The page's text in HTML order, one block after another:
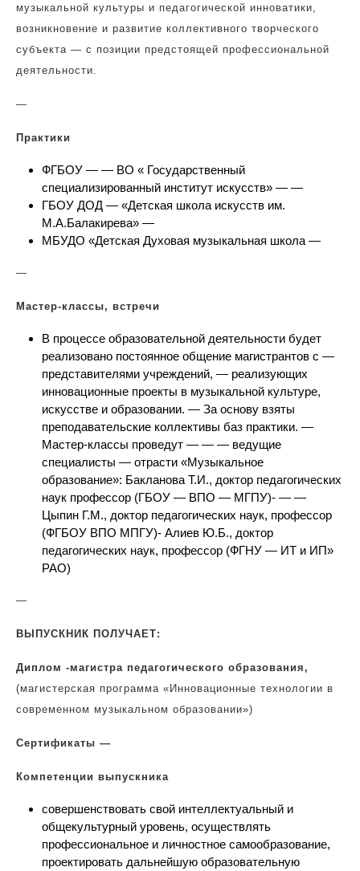
музыкальной культуры и педагогической инноватики,
возникновение и развитие коллективного творческого
субъекта — с позиции предстоящей профессиональной
деятельности.
—
Практики
ФГБОУ — — ВО « Государственный
специализированный институт искусств» — —
ГБОУ ДОД — «Детская школа искусств им.
М.А.Балакирева» —
МБУДО «Детская Духовая музыкальная школа —
—
Мастер-классы, встречи
В процессе образовательной деятельности будет
реализовано постоянное общение магистрантов с —
представителями учреждений, — реализующих
инновационные проекты в музыкальной культуре,
искусстве и образовании. — За основу взяты
преподавательские коллективы баз практики. —
Мастер-классы проведут — — — ведущие
специалисты — отрасти «Музыкальное
образование»: Бакланова Т.И., доктор педагогических
наук профессор (ГБОУ — ВПО — МГПУ)- — —
Цыпин Г.М., доктор педагогических наук, профессор
(ФГБОУ ВПО МПГУ)- Алиев Ю.Б., доктор
педагогических наук, профессор (ФГНУ — ИТ и ИП»
РАО)
—
ВЫПУСКНИК ПОЛУЧАЕТ:
Диплом -магистра педагогического образования,
(магистерская программа «Инновационные технологии в
современном музыкальном образовании»)
Сертификаты —
Компетенции выпускника
совершенствовать свой интеллектуальный и
общекультурный уровень, осуществлять
профессиональное и личностное самообразование,
проектировать дальнейшую образовательную